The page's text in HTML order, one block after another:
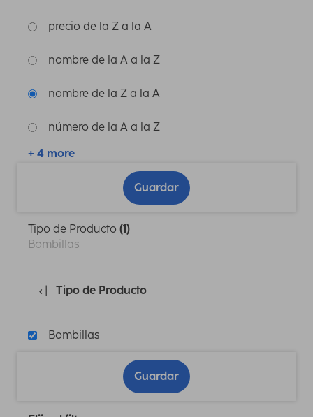
precio de la Z a la A
nombre de la A a la Z
nombre de la Z a la A
número de la A a la Z
+ 4 more
Guardar
Tipo de Producto (1)
Bombillas
Tipo de Producto
Bombillas
Guardar